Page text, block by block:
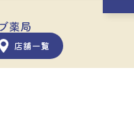
店舗一覧
RIGHTS RESERVED.